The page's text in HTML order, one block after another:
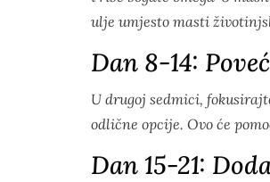
ulje umjesto masti
Dan 8-14:
U drugoj sedmici,
odlične opcije. Ovo će
Dan 15-21: